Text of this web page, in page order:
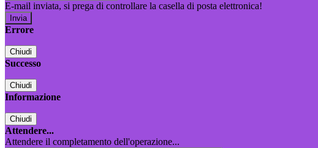
E-mail inviata, si prega di controllare la casella di posta elettronica!
Errore
Chiudi
Successo
Chiudi
Informazione
Chiudi
Attendere...
Attendere il completamento dell'operazione...